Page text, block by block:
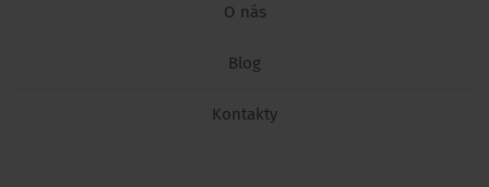
O nás
Blog
Kontakty